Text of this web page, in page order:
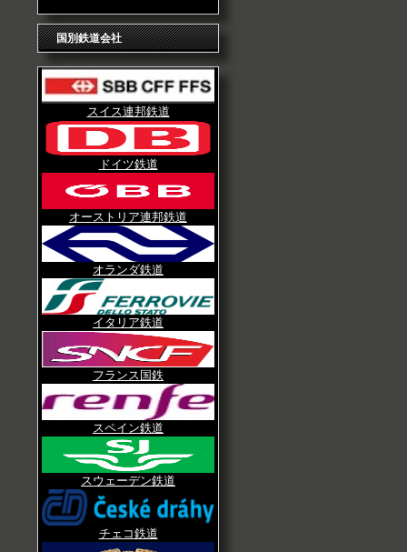
国別鉄道会社
スイス連邦鉄道
ドイツ鉄道
オーストリア連邦鉄道
オランダ鉄道
イタリア鉄道
フランス国鉄
スペイン鉄道
スウェーデン鉄道
チェコ鉄道